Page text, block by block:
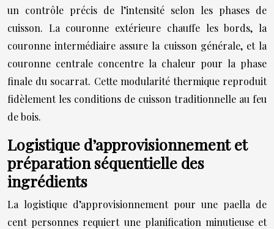
un contrôle précis de l’intensité selon les phases de
cuisson. La couronne extérieure chauffe les bords, la
couronne intermédiaire assure la cuisson générale, et la
couronne centrale concentre la chaleur pour la phase
finale du socarrat. Cette modularité thermique reproduit
fidèlement les conditions de cuisson traditionnelle au feu
de bois.
Logistique d’approvisionnement et
préparation séquentielle des
ingrédients
La logistique d’approvisionnement pour une paella de
cent personnes requiert une planification minutieuse et